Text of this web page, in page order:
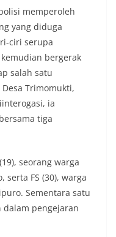
memperoleh
yang diduga
ciri serupa
bergerak
salah satu
Trimomukti,
ia
tiga
seorang warga
serta FS (30), warga
Sementara satu
pengejaran